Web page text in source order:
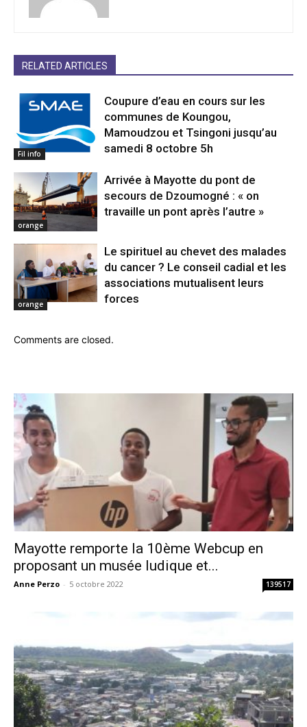
RELATED ARTICLES
Fil info
Coupure d’eau en cours sur les
communes de Koungou,
Mamoudzou et Tsingoni jusqu’au
samedi 8 octobre 5h
orange
Arrivée à Mayotte du pont de
secours de Dzoumogné : « on
travaille un pont après l’autre »
orange
Le spirituel au chevet des malades
du cancer ? Le conseil cadial et les
associations mutualisent leurs
forces
Comments are closed.
Mayotte remporte la 10ème Webcup en
proposant un musée ludique et...
Anne Perzo - 5 octobre 2022 139517